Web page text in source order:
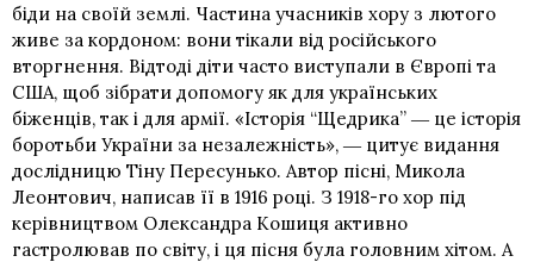
біди на своїй землі. Частина учасників хору з лютого
живе за кордоном: вони тікали від російського
вторгнення. Відтоді діти часто виступали в Європі та
США, щоб зібрати допомогу як для українських
біженців, так і для армії. «Історія “Щедрика” ― це історія
боротьби України за незалежність», ― цитує видання
дослідницю Тіну Пересунько. Автор пісні, Микола
Леонтович, написав її в 1916 році. З 1918-го хор під
керівництвом Олександра Кошиця активно
гастролював по світу, і ця пісня була головним хітом. А